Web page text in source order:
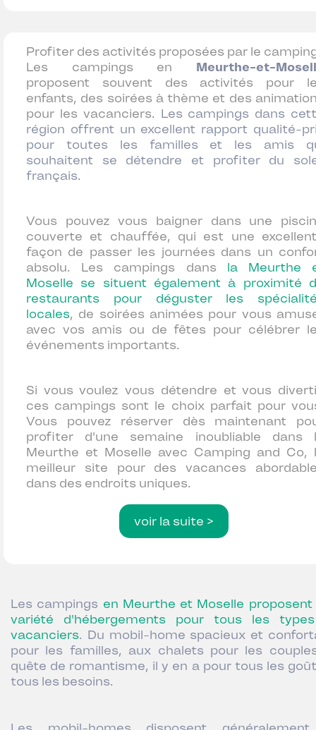
Profiter des activités proposées par le
Les campings en Meurthe-et-
proposent souvent des activités pour
enfants, des soirées à thème et des
pour les vacanciers. Les campings dans
région offrent un excellent rapport qualité-
pour toutes les familles et les amis
souhaitent se détendre et profiter du
français.
Vous pouvez vous baigner dans une
couverte et chauffée, qui est une
façon de passer les journées dans un
absolu. Les campings dans la Meurthe
Moselle se situent également à proximité
restaurants pour déguster les
locales, de soirées animées pour vous
avec vos amis ou de fêtes pour célébrer
événements importants.
Si vous voulez vous détendre et vous
ces campings sont le choix parfait pour
Vous pouvez réserver dès maintenant
profiter d'une semaine inoubliable dans
Meurthe et Moselle avec Camping and Co,
meilleur site pour des vacances
dans des endroits uniques.
voir la suite >
Les campings en Meurthe et Moselle proposent
variété d'hébergements pour tous les
vacanciers. Du mobil-home spacieux et
pour les familles, aux chalets pour les
quête de romantisme, il y en a pour tous les
tous les besoins.